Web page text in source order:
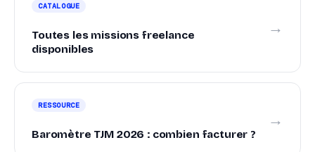
CATALOGUE
Toutes les missions freelance
disponibles
→
RESSOURCE
Baromètre TJM 2026 : combien facturer ?
→